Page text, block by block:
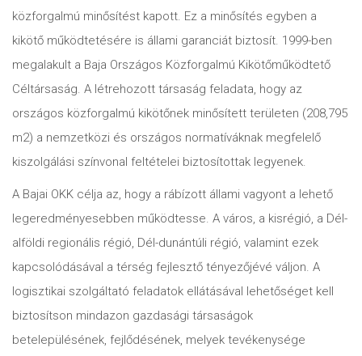
közforgalmú minősítést kapott. Ez a minősítés egyben a
kikötő működtetésére is állami garanciát biztosít. 1999-ben
megalakult a Baja Országos Közforgalmú Kikötőműködtető
Céltársaság. A létrehozott társaság feladata, hogy az
országos közforgalmú kikötőnek minősített területen (208,795
m2) a nemzetközi és országos normatíváknak megfelelő
kiszolgálási színvonal feltételei biztosítottak legyenek.
A Bajai OKK célja az, hogy a rábízott állami vagyont a lehető
legeredményesebben működtesse. A város, a kisrégió, a Dél-
alföldi regionális régió, Dél-dunántúli régió, valamint ezek
kapcsolódásával a térség fejlesztő tényezőjévé váljon. A
logisztikai szolgáltató feladatok ellátásával lehetőséget kell
biztosítson mindazon gazdasági társaságok
betelepülésének, fejlődésének, melyek tevékenysége